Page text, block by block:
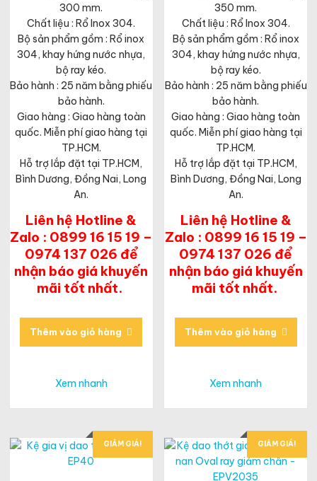
300 mm.
Chất liệu : Rổ Inox 304.
Bộ sản phẩm gồm : Rổ inox
304, khay hứng nước nhựa,
bộ ray kéo.
Bảo hành : 25 năm bằng phiếu
bảo hành.
Giao hàng : Giao hàng toàn
quốc. Miễn phí giao hàng tại
TP.HCM.
Hỗ trợ lắp đặt tại TP.HCM,
Bình Dương, Đồng Nai, Long
An.
Liên hệ Hotline &
Zalo : 0899 16 15 19 –
0974 137 026 để
nhận báo giá khuyến
mãi tốt nhất.
Thêm vào giỏ hàng
Xem nhanh
350 mm.
Chất liệu : Rổ Inox 304.
Bộ sản phẩm gồm : Rổ inox
304, khay hứng nước nhựa,
bộ ray kéo.
Bảo hành : 25 năm bằng phiếu
bảo hành.
Giao hàng : Giao hàng toàn
quốc. Miễn phí giao hàng tại
TP.HCM.
Hỗ trợ lắp đặt tại TP.HCM,
Bình Dương, Đồng Nai, Long
An.
Liên hệ Hotline &
Zalo : 0899 16 15 19 –
0974 137 026 để
nhận báo giá khuyến
mãi tốt nhất.
Thêm vào giỏ hàng
Xem nhanh
GIẢM GIÁ! GIẢM GIÁ!